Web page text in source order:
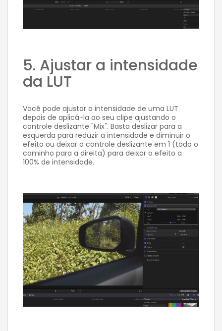
5. Ajustar a intensidade
da LUT
Você pode ajustar a intensidade de uma LUT
depois de aplicá-la ao seu clipe ajustando o
controle deslizante "Mix". Basta deslizar para a
esquerda para reduzir a intensidade e diminuir o
efeito ou deixar o controle deslizante em 1 (todo o
caminho para a direita) para deixar o efeito a
100% de intensidade.